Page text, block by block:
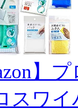
】
スワイ